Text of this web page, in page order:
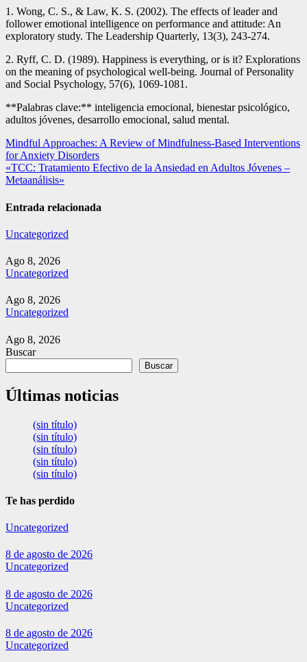
1. Wong, C. S., & Law, K. S. (2002). The effects of leader and
follower emotional intelligence on performance and attitude: An
exploratory study. The Leadership Quarterly, 13(3), 243-274.
2. Ryff, C. D. (1989). Happiness is everything, or is it? Explorations
on the meaning of psychological well-being. Journal of Personality
and Social Psychology, 57(6), 1069-1081.
**Palabras clave:** inteligencia emocional, bienestar psicológico,
adultos jóvenes, desarrollo emocional, salud mental.
Navegación
de
entradas
Mindful Approaches: A Review of Mindfulness-Based Interventions
for Anxiety Disorders
«TCC: Tratamiento Efectivo de la Ansiedad en Adultos Jóvenes –
Metaanálisis»
Entrada relacionada
Uncategorized
Ago 8, 2026
Uncategorized
Ago 8, 2026
Uncategorized
Ago 8, 2026
Buscar
Buscar
Últimas noticias
(sin título)
(sin título)
(sin título)
(sin título)
(sin título)
Te has perdido
Uncategorized
8 de agosto de 2026
Uncategorized
8 de agosto de 2026
Uncategorized
8 de agosto de 2026
Uncategorized